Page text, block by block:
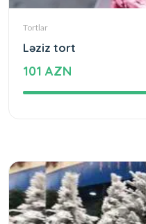
Tortlar
Ləziz tort
101 AZN